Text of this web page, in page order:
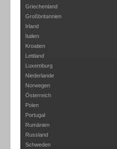
Griechenland
Großbritannien
Irland
Italien
Kroatien
Lettland
Luxemburg
Niederlande
Norwegen
Österreich
Polen
Portugal
Rumänien
Russland
Schweden